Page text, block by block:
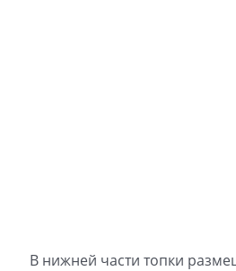
В нижней части топки